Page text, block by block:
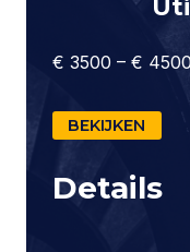
€ 3500 – € 4500
BEKIJKEN
Details